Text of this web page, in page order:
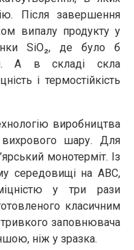
Після завершення
випалу продукту у
SiO₂, де було б
А в складі скла
і термостійкість
виробництва
шару. Для
монотерміт. Із
середовищі на АВС,
у три рази
класичним
заповнювача
ніж у зразка.